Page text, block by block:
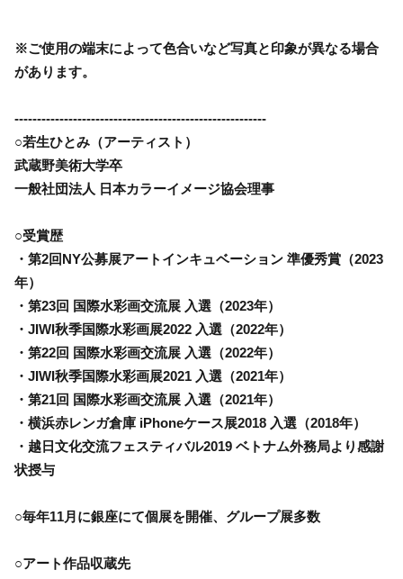
※ご使用の端末によって色合いなど写真と印象が異なる場合
があります。
--------------------------------------------------------
○若生ひとみ（アーティスト）
武蔵野美術大学卒
一般社団法人 日本カラーイメージ協会理事
○受賞歴
・第2回NY公募展アートインキュベーション 準優秀賞（2023
年）
・第23回 国際水彩画交流展 入選（2023年）
・JIWI秋季国際水彩画展2022 入選（2022年）
・第22回 国際水彩画交流展 入選（2022年）
・JIWI秋季国際水彩画展2021 入選（2021年）
・第21回 国際水彩画交流展 入選（2021年）
・横浜赤レンガ倉庫 iPhoneケース展2018 入選（2018年）
・越日文化交流フェスティバル2019 ベトナム外務局より感謝
状授与
○毎年11月に銀座にて個展を開催、グループ展多数
○アート作品収蔵先